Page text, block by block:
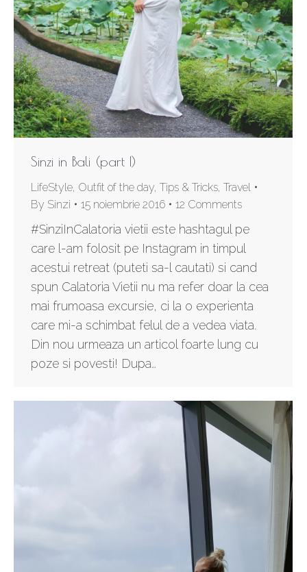
Sinzi in Bali (part I)
LifeStyle, Outfit of the day, Tips & Tricks, Travel
By Sinzi 15 noiembrie 2016 12 Comments
#SinziInCalatoria vietii este hashtagul pe
care l-am folosit pe Instagram in timpul
acestui retreat (puteti sa-l cautati) si cand
spun Calatoria Vietii nu ma refer doar la cea
mai frumoasa excursie, ci la o experienta
care mi-a schimbat felul de a vedea viata.
Din nou urmeaza un articol foarte lung cu
poze si povesti! Dupa…